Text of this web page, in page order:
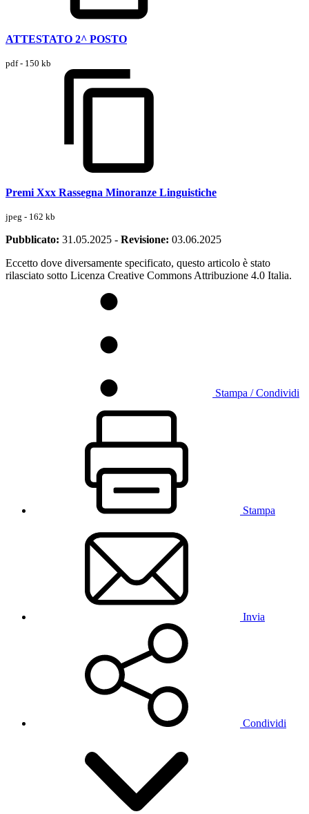
ATTESTATO 2^ POSTO
pdf - 150 kb
Premi Xxx Rassegna Minoranze Linguistiche
jpeg - 162 kb
Pubblicato: 31.05.2025 - Revisione: 03.06.2025
Eccetto dove diversamente specificato, questo articolo è stato
rilasciato sotto Licenza Creative Commons Attribuzione 4.0 Italia.
Stampa / Condividi
Stampa
Invia
Condividi